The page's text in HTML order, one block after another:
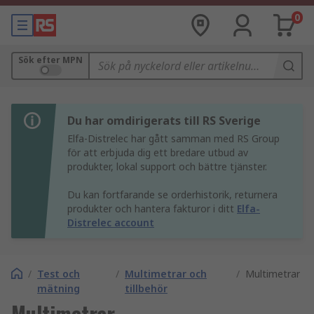
0
Sök efter MPN
Du har omdirigerats till RS Sverige
Elfa-Distrelec har gått samman med RS Group
för att erbjuda dig ett bredare utbud av
produkter, lokal support och bättre tjänster.
Du kan fortfarande se orderhistorik, returnera
produkter och hantera fakturor i ditt Elfa-
Distrelec account
/ Test och
mätning
/ Multimetrar och
tillbehör
/ Multimetrar